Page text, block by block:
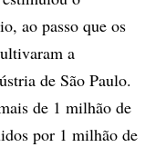
ao passo que os
a
de São Paulo.
de 1 milhão de
por 1 milhão de